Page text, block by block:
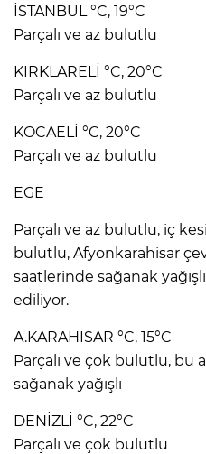
İSTANBUL °C, 19°C
Parçalı ve az bulutlu
KIRKLARELİ °C, 20°C
Parçalı ve az bulutlu
KOCAELİ °C, 20°C
Parçalı ve az bulutlu
EGE
Parçalı ve az bulutlu, iç
bulutlu, Afyonkarahisar
saatlerinde sağanak
ediliyor.
A.KARAHİSAR °C, 15°C
Parçalı ve çok bulutlu, bu
sağanak yağışlı
DENİZLİ °C, 22°C
Parçalı ve çok bulutlu